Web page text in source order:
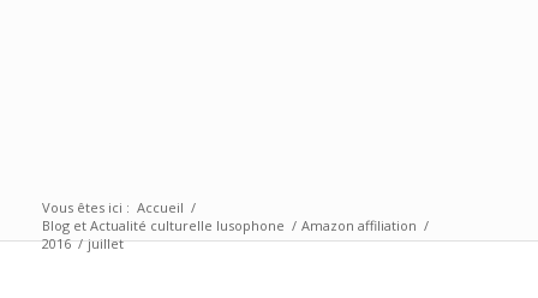
Vous êtes ici : Accueil /
Blog et Actualité culturelle lusophone / Amazon affiliation /
2016 / juillet